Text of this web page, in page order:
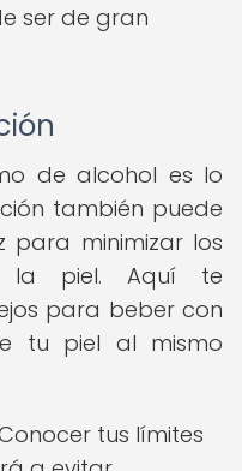
ser de gran
de alcohol es lo
también puede
para minimizar los
la piel. Aquí te
para beber con
tu piel al mismo
tus límites